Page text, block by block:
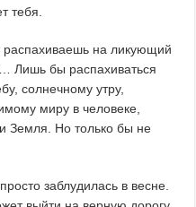
тебя.
на ликующий
Лишь бы распахиваться
солнечному утру,
миру в человеке,
Земля. Но только бы не
заблудилась в весне.